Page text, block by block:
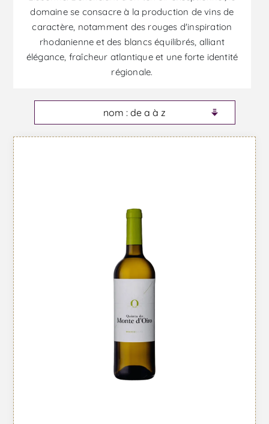
domaine se consacre à la production de vins de
caractère, notamment des rouges d'inspiration
rhodanienne et des blancs équilibrés, alliant
élégance, fraîcheur atlantique et une forte identité
régionale.